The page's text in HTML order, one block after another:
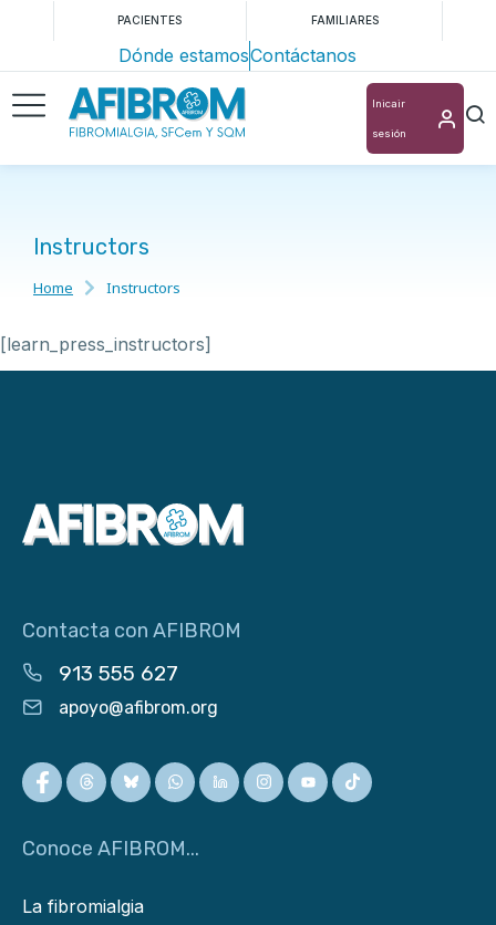
PACIENTES FAMILIARES
Dónde estamosContáctanos
Inicair
sesión
Instructors
You are here:
Home Instructors
[learn_press_instructors]
Contacta con AFIBROM
913 555 627
apoyo@afibrom.org
Conoce AFIBROM...
La fibromialgia